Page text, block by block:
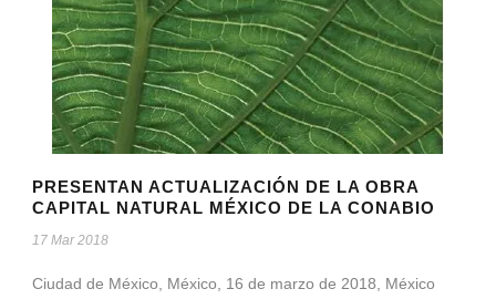
PRESENTAN ACTUALIZACIÓN DE LA OBRA
CAPITAL NATURAL MÉXICO DE LA CONABIO
17 Mar 2018
Ciudad de México, México, 16 de marzo de 2018, México